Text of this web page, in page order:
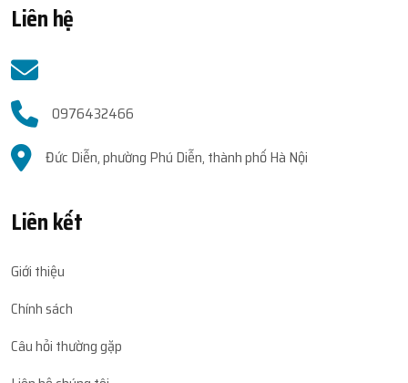
Liên hệ
0976432466
Đức Diễn, phường Phú Diễn, thành phố Hà Nội
Liên kết
Giới thiệu
Chính sách
Câu hỏi thường gặp